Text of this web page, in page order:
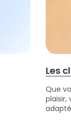
Les
Que